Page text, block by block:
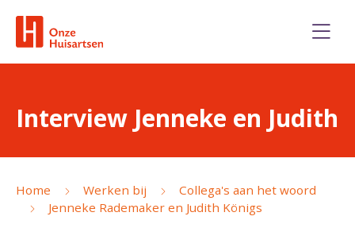
Interview Jenneke en Judith
Home Werken bij
Collega's aan het woord
Jenneke Rademaker en Judith Königs